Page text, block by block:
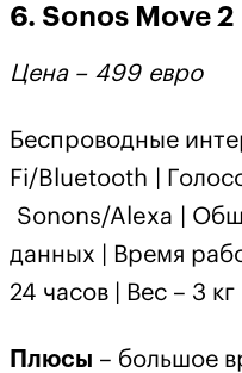
6. Sonos Move 2
Цена – 499 евро
Беспроводные
Fi/Bluetooth |
Sonons/Alexa |
данных | Время
24 часов | Вес – 3 кг
Плюсы – большое